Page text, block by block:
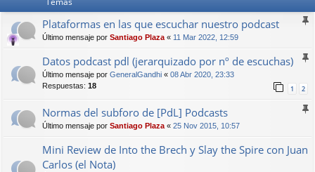
Plataformas en las que escuchar nuestro podcast
Último mensaje por Santiago Plaza« 11 Mar 2022, 12:59
Datos podcast pdl (jerarquizado por nº de escuchas)
Último mensaje por GeneralGandhi « 08 Abr 2020, 23:33
Respuestas: 18 1 2
Normas del subforo de [PdL] Podcasts
Último mensaje por Santiago Plaza « 25 Nov 2015, 10:57
Mini Review de Into the Brech y Slay the Spire con Juan
Carlos (el Nota)